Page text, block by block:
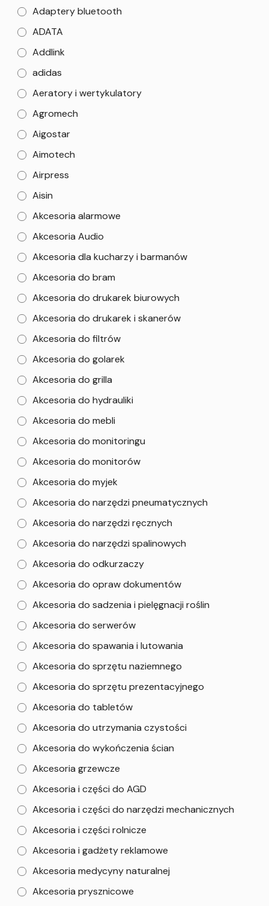
Adaptery bluetooth
ADATA
Addlink
adidas
Aeratory i wertykulatory
Agromech
Aigostar
Aimotech
Airpress
Aisin
Akcesoria alarmowe
Akcesoria Audio
Akcesoria dla kucharzy i barmanów
Akcesoria do bram
Akcesoria do drukarek biurowych
Akcesoria do drukarek i skanerów
Akcesoria do filtrów
Akcesoria do golarek
Akcesoria do grilla
Akcesoria do hydrauliki
Akcesoria do mebli
Akcesoria do monitoringu
Akcesoria do monitorów
Akcesoria do myjek
Akcesoria do narzędzi pneumatycznych
Akcesoria do narzędzi ręcznych
Akcesoria do narzędzi spalinowych
Akcesoria do odkurzaczy
Akcesoria do opraw dokumentów
Akcesoria do sadzenia i pielęgnacji roślin
Akcesoria do serwerów
Akcesoria do spawania i lutowania
Akcesoria do sprzętu naziemnego
Akcesoria do sprzętu prezentacyjnego
Akcesoria do tabletów
Akcesoria do utrzymania czystości
Akcesoria do wykończenia ścian
Akcesoria grzewcze
Akcesoria i części do AGD
Akcesoria i części do narzędzi mechanicznych
Akcesoria i części rolnicze
Akcesoria i gadżety reklamowe
Akcesoria medycyny naturalnej
Akcesoria prysznicowe